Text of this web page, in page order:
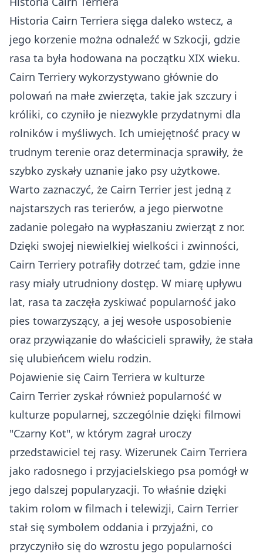
Historia Cairn Terriera sięga daleko wstecz, a
jego korzenie można odnaleźć w Szkocji, gdzie
rasa ta była hodowana na początku XIX wieku.
Cairn Terriery wykorzystywano głównie do
polowań na małe zwierzęta, takie jak szczury i
króliki, co czyniło je niezwykle przydatnymi dla
rolników i myśliwych. Ich umiejętność pracy w
trudnym terenie oraz determinacja sprawiły, że
szybko zyskały uznanie jako psy użytkowe.
Warto zaznaczyć, że Cairn Terrier jest jedną z
najstarszych ras terierów, a jego pierwotne
zadanie polegało na wypłaszaniu zwierząt z nor.
Dzięki swojej niewielkiej wielkości i zwinności,
Cairn Terriery potrafiły dotrzeć tam, gdzie inne
rasy miały utrudniony dostęp. W miarę upływu
lat, rasa ta zaczęła zyskiwać popularność jako
pies towarzyszący, a jej wesołe usposobienie
oraz przywiązanie do właścicieli sprawiły, że stała
się ulubieńcem wielu rodzin.
Pojawienie się Cairn Terriera w kulturze
Cairn Terrier zyskał również popularność w
kulturze popularnej, szczególnie dzięki filmowi
"Czarny Kot", w którym zagrał uroczy
przedstawiciel tej rasy. Wizerunek Cairn Terriera
jako radosnego i przyjacielskiego psa pomógł w
jego dalszej popularyzacji. To właśnie dzięki
takim rolom w filmach i telewizji, Cairn Terrier
stał się symbolem oddania i przyjaźni, co
przyczyniło się do wzrostu jego popularności